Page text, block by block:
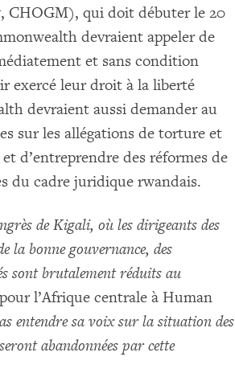
, CHOGM), qui doit débuter le 20
devraient appeler de
et sans condition
exercé leur droit à la liberté
devraient aussi demander au
sur les allégations de torture et
d’entreprendre des réformes de
du cadre juridique rwandais.
de Kigali, où les dirigeants des
la bonne gouvernance, des
sont brutalement réduits au
l’Afrique centrale à Human
entendre sa voix sur la situation des
abandonnées par cette